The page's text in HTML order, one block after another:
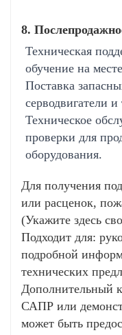
8.
Техническая
обучение на
Поставка
серводвигатели и
Техническое
проверки для
оборудования.
Для получения
или расценок,
(Укажите здесь
Подходит для:
подробной
технических
Дополнительный
САПР или
может быть